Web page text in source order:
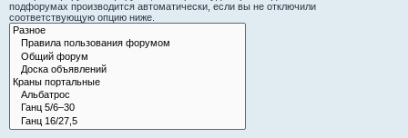
подфорумах производится автоматически, если вы не отключили
соответствующую опцию ниже.